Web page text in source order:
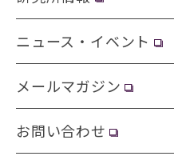
ニュース・イベント
メールマガジン
お問い合わせ